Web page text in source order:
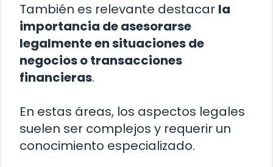
También es relevante destacar la
importancia de asesorarse
legalmente en situaciones de
negocios o transacciones
financieras.
En estas áreas, los aspectos legales
suelen ser complejos y requerir un
conocimiento especializado.